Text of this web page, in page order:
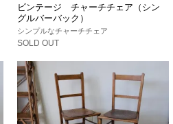
ビンテージ チャーチチェア（シン
グルバーバック）
シンプルなチャーチチェア
SOLD OUT